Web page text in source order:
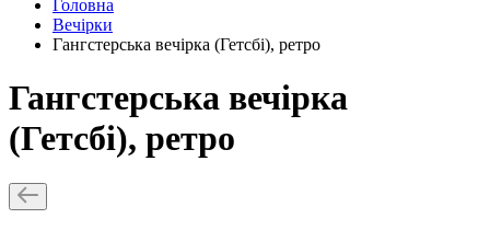
Головна
Вечірки
Гангстерська вечірка (Гетсбі), ретро
Гангстерська вечірка
(Гетсбі), ретро